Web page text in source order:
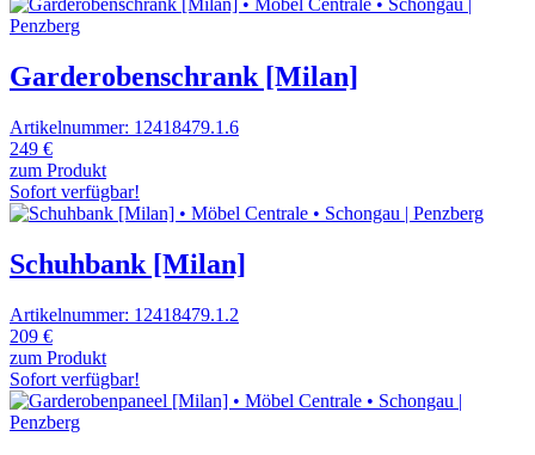
Garderobenschrank [Milan]
Artikelnummer: 12418479.1.6
249 €
zum Produkt
Sofort verfügbar!
Schuhbank [Milan]
Artikelnummer: 12418479.1.2
209 €
zum Produkt
Sofort verfügbar!